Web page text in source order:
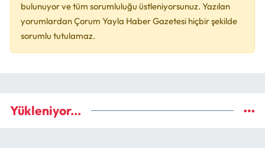
bulunuyor ve tüm sorumluluğu üstleniyorsunuz. Yazılan
yorumlardan Çorum Yayla Haber Gazetesi hiçbir şekilde
sorumlu tutulamaz.
Yükleniyor...